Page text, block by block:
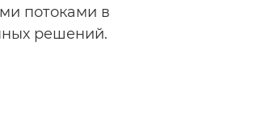
потоками в
решений.